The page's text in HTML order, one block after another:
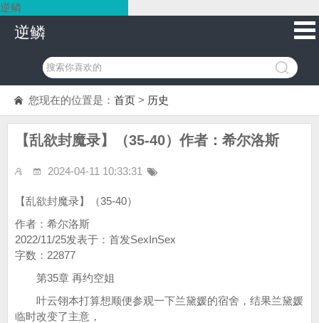
逆鳞
逆鳞
您现在的位置是： 首页 > 历史
【乱欲封魔录】（35-40）作者：希尔洛斯
2024-04-11 10:33:31
【乱欲封魔录】（35-40）
作者：希尔洛斯
2022/11/25发表于：首发SexInSex
字数：22877
第35章 再约空姐
叶云翎本打算想顺便参观一下兰黛媛的宿舍，结果兰黛媛
临时改变了主意，